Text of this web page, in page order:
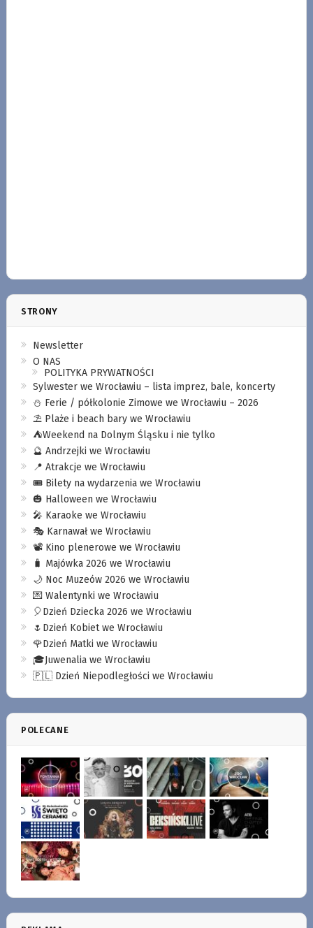
STRONY
Newsletter
O NAS
POLITYKA PRYWATNOŚCI
Sylwester we Wrocławiu – lista imprez, bale, koncerty
⛄️ Ferie / półkolonie Zimowe we Wrocławiu – 2026
⛱️ Plaże i beach bary we Wrocławiu
⛺️Weekend na Dolnym Śląsku i nie tylko
🔮 Andrzejki we Wrocławiu
📍 Atrakcje we Wrocławiu
🎟️ Bilety na wydarzenia we Wrocławiu
🎃 Halloween we Wrocławiu
🎤 Karaoke we Wrocławiu
🎭 Karnawał we Wrocławiu
📽️ Kino plenerowe we Wrocławiu
🧳 Majówka 2026 we Wrocławiu
🌙 Noc Muzeów 2026 we Wrocławiu
💌 Walentynki we Wrocławiu
🎈Dzień Dziecka 2026 we Wrocławiu
🌷Dzień Kobiet we Wrocławiu
🌹Dzień Matki we Wrocławiu
🎓Juwenalia we Wrocławiu
🇵🇱 Dzień Niepodległości we Wrocławiu
POLECANE